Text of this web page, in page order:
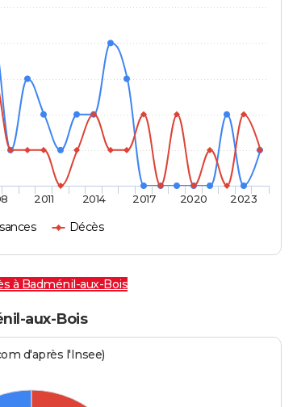
Décès
2011 2014 2017 2020 2023
à Badménil-aux-Bois
aux-Bois
d'après l'Insee)